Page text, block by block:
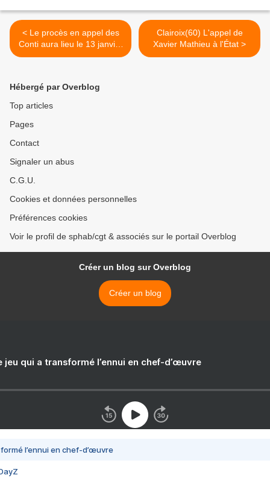
< Le procès en appel des
Conti aura lieu le 13 janvier
à Amiens
Clairoix(60) L'appel de
Xavier Mathieu à l'État >
Hébergé par Overblog
Top articles
Pages
Contact
Signaler un abus
C.G.U.
Cookies et données personnelles
Préférences cookies
Voir le profil de sphab/cgt & associés sur le portail Overblog
Créer un blog sur Overblog
Créer un blog
jeu qui a transformé l’ennui en chef-d’œuvre
l’ennui en chef-d’œuvre